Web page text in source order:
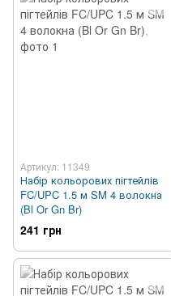
Артикул: 11349
Набір кольорових пігтейлів
FC/UPC 1.5 м SM 4 волокна
(Bl Or Gn Br)
241 грн